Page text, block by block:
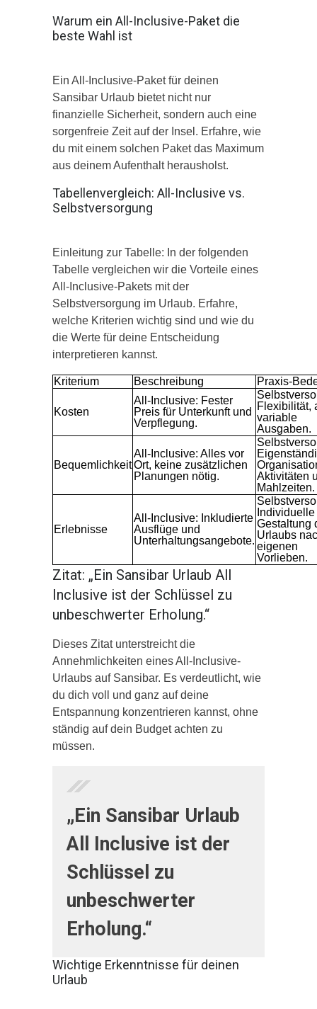
Warum ein All-Inclusive-Paket die
beste Wahl ist
Ein All-Inclusive-Paket für deinen
Sansibar Urlaub bietet nicht nur
finanzielle Sicherheit, sondern auch eine
sorgenfreie Zeit auf der Insel. Erfahre, wie
du mit einem solchen Paket das Maximum
aus deinem Aufenthalt herausholst.
Tabellenvergleich: All-Inclusive vs.
Selbstversorgung
Einleitung zur Tabelle: In der folgenden
Tabelle vergleichen wir die Vorteile eines
All-Inclusive-Pakets mit der
Selbstversorgung im Urlaub. Erfahre,
welche Kriterien wichtig sind und wie du
die Werte für deine Entscheidung
interpretieren kannst.
Kriterium Beschreibung Praxis-
Kosten
All-Inclusive: Fester
Preis für Unterkunft und
Verpflegung.
Flexibilität,
variable
Ausgaben.
Bequemlichkeit
All-Inclusive: Alles vor
Ort, keine zusätzlichen
Planungen nötig.
Aktivitäten
Mahlzeiten.
Erlebnisse
All-Inclusive: Inkludierte
Ausflüge und
Unterhaltungsangebote.
Individuelle
Gestaltung
Urlaubs
eigenen
Vorlieben.
Zitat: „Ein Sansibar Urlaub All
Inclusive ist der Schlüssel zu
unbeschwerter Erholung.“
Dieses Zitat unterstreicht die
Annehmlichkeiten eines All-Inclusive-
Urlaubs auf Sansibar. Es verdeutlicht, wie
du dich voll und ganz auf deine
Entspannung konzentrieren kannst, ohne
ständig auf dein Budget achten zu
müssen.
„Ein Sansibar Urlaub
All Inclusive ist der
Schlüssel zu
unbeschwerter
Erholung.“
Wichtige Erkenntnisse für deinen
Urlaub